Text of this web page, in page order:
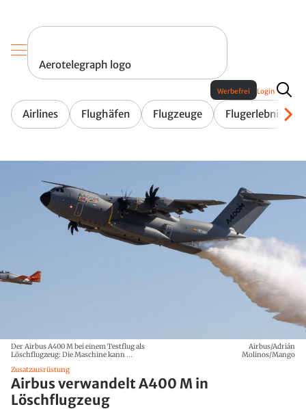
Aerotelegraph logo
Airlines Flughäfen Flugzeuge Flugerlebnis
Werbefrei Login
Der Airbus A400 M bei einem Testflug als
Löschflugzeug: Die Maschine kann ...
Airbus/Adrián
Molinos/Mango
Zusatzausrüstung
Airbus verwandelt A400 M in
Löschflugzeug